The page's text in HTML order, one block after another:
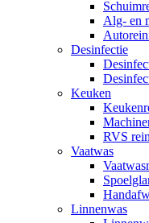
Alg- en
Desinfectie
Keuken
RVS
Vaatwas
Linnenwas